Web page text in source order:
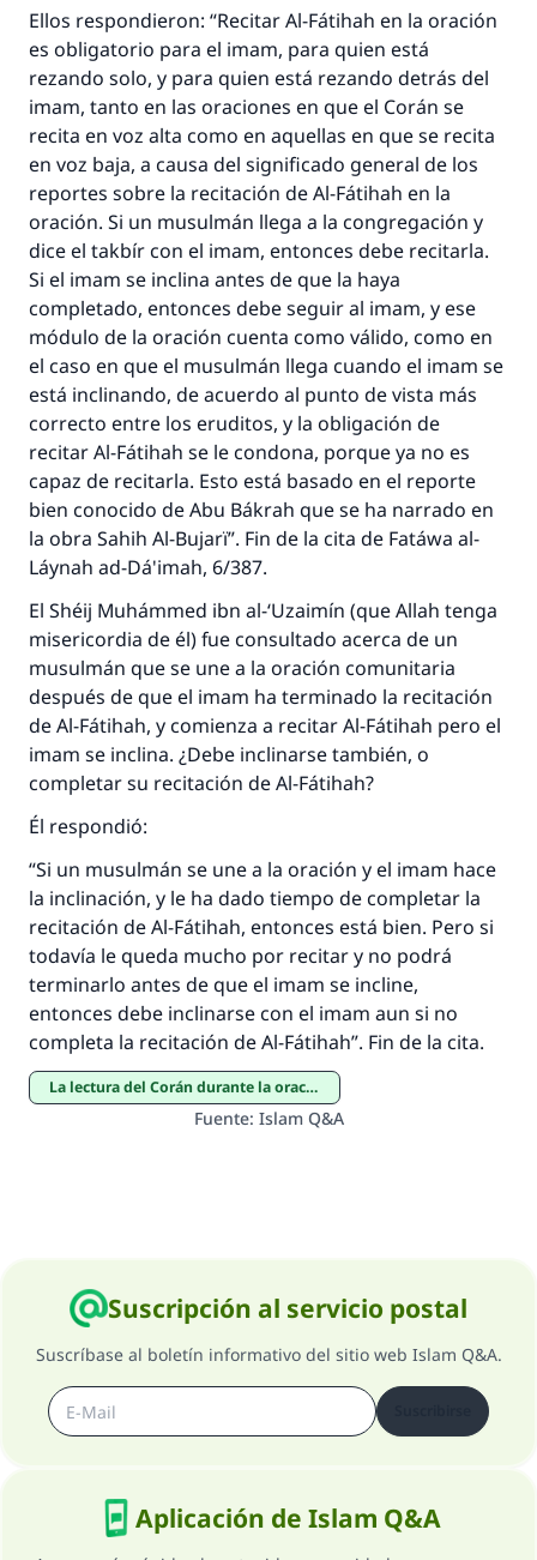
Ellos respondieron: “Recitar Al-Fátihah en la oración
es obligatorio para el imam, para quien está
rezando solo, y para quien está rezando detrás del
imam, tanto en las oraciones en que el Corán se
recita en voz alta como en aquellas en que se recita
en voz baja, a causa del significado general de los
reportes sobre la recitación de Al-Fátihah en la
oración. Si un musulmán llega a la congregación y
dice el takbír con el imam, entonces debe recitarla.
Si el imam se inclina antes de que la haya
completado, entonces debe seguir al imam, y ese
módulo de la oración cuenta como válido, como en
el caso en que el musulmán llega cuando el imam se
está inclinando, de acuerdo al punto de vista más
correcto entre los eruditos, y la obligación de
recitar Al-Fátihah se le condona, porque ya no es
capaz de recitarla. Esto está basado en el reporte
bien conocido de Abu Bákrah que se ha narrado en
la obra Sahih Al-Bujarï”. Fin de la cita de Fatáwa al-
Láynah ad-Dá'imah, 6/387.
El Shéij Muhámmed ibn al-‘Uzaimín (que Allah tenga
misericordia de él) fue consultado acerca de un
musulmán que se une a la oración comunitaria
después de que el imam ha terminado la recitación
de Al-Fátihah, y comienza a recitar Al-Fátihah pero el
imam se inclina. ¿Debe inclinarse también, o
completar su recitación de Al-Fátihah?
Él respondió:
“Si un musulmán se une a la oración y el imam hace
la inclinación, y le ha dado tiempo de completar la
recitación de Al-Fátihah, entonces está bien. Pero si
todavía le queda mucho por recitar y no podrá
terminarlo antes de que el imam se incline,
entonces debe inclinarse con el imam aun si no
completa la recitación de Al-Fátihah”. Fin de la cita.
La lectura del Corán durante la oración
Fuente: Islam Q&A
Suscripción al servicio postal
Suscríbase al boletín informativo del sitio web Islam Q&A.
Aplicación de Islam Q&A